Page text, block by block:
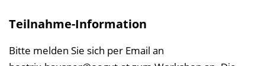
Teilnahme-Information
Bitte melden Sie sich per Email an